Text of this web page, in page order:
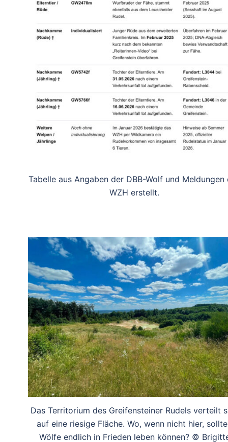
Tabelle aus Angaben der DBB-Wolf und Meldungen
WZH erstellt.
Das Territorium des Greifensteiner Rudels verteilt
auf eine riesige Fläche. Wo, wenn nicht hier,
Wölfe endlich in Frieden leben können? ©